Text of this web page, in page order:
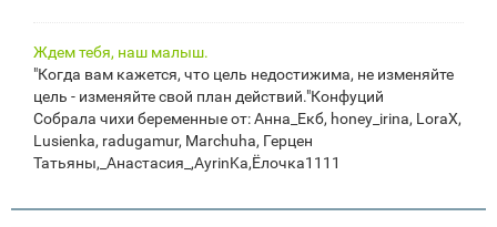
Ждем тебя, наш малыш.
"Когда вам кажется, что цель недостижима, не изменяйте
цель - изменяйте свой план действий."Конфуций
Собрала чихи беременные от: Анна_Екб, honey_irina, LoraX,
Lusienka, radugamur, Marchuha, Герцен
Татьяны,_Анастасия_,AyrinKa,Ёлочка1111